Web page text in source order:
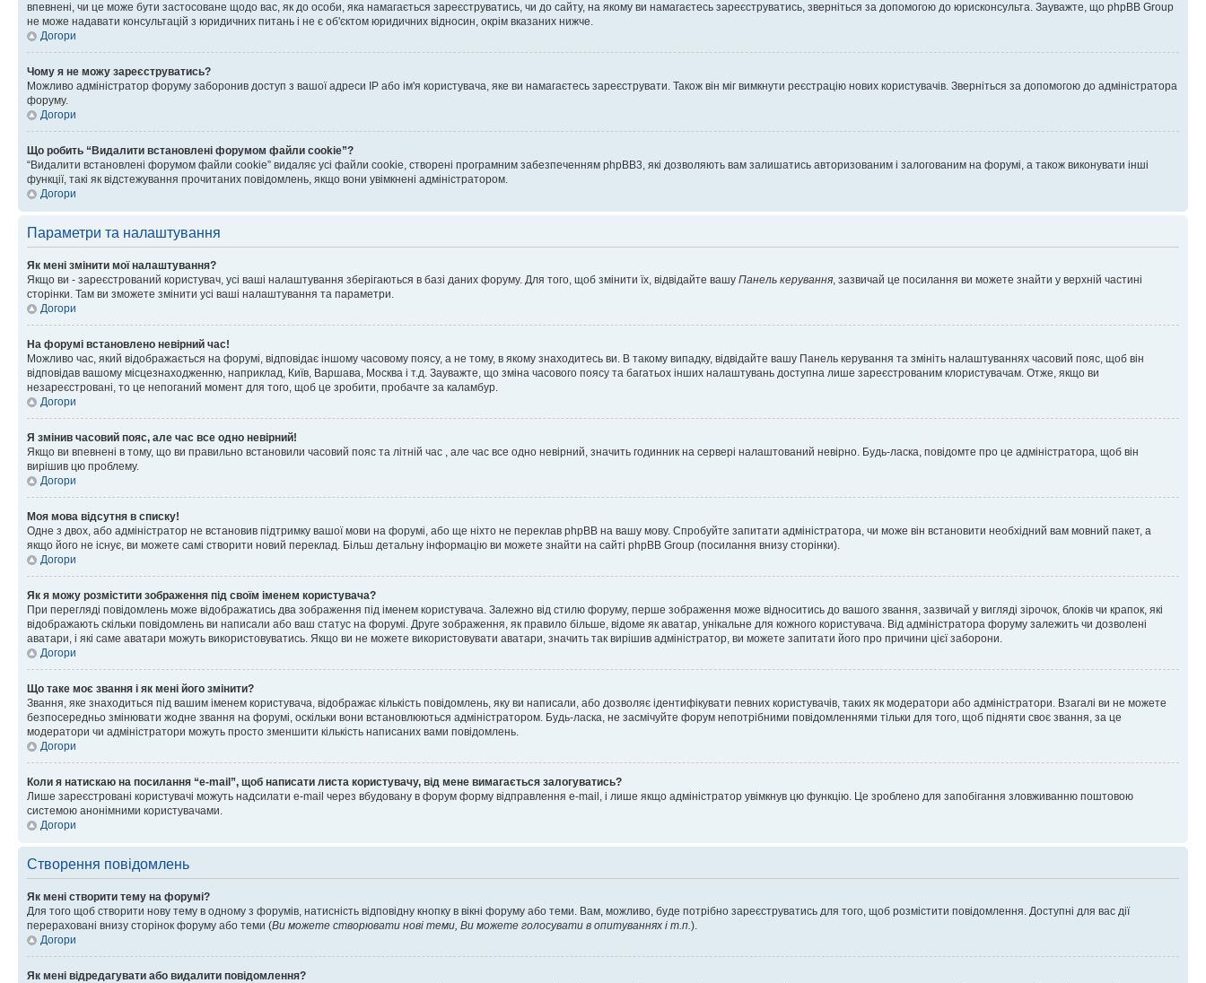
впевнені, чи це може бути застосоване щодо вас, як до особи, яка намагається зареєструватись, чи до сайту, на якому ви намагаєтесь зареєструватись, зверніться за допомогою до юрисконсульта. Зауважте, що phpBB Group
не може надавати консультацій з юридичних питань і не є об'єктом юридичних відносин, окрім вказаних нижче.
Догори
Чому я не можу зареєструватись?
Можливо адміністратор форуму заборонив доступ з вашої адреси IP або ім'я користувача, яке ви намагаєтесь зареєструвати. Також він міг вимкнути реєстрацію нових користувачів. Зверніться за допомогою до адміністратора
форуму.
Догори
Що робить “Видалити встановлені форумом файли cookie”?
“Видалити встановлені форумом файли cookie” видаляє усі файли cookie, створені програмним забезпеченням phpBB3, які дозволяють вам залишатись авторизованим і залогованим на форумі, а також виконувати інші
функції, такі як відстежування прочитаних повідомлень, якщо вони увімкнені адміністратором.
Догори
Параметри та налаштування
Як мені змінити мої налаштування?
Якщо ви - зареєстрований користувач, усі ваші налаштування зберігаються в базі даних форуму. Для того, щоб змінити їх, відвідайте вашу Панель керування, зазвичай це посилання ви можете знайти у верхній частині
сторінки. Там ви зможете змінити усі ваші налаштування та параметри.
Догори
На форумі встановлено невірний час!
Можливо час, який відображається на форумі, відповідає іншому часовому поясу, а не тому, в якому знаходитесь ви. В такому випадку, відвідайте вашу Панель керування та змініть налаштуваннях часовий пояс, щоб він
відповідав вашому місцезнаходженню, наприклад, Київ, Варшава, Москва і т.д. Зауважте, що зміна часового поясу та багатьох інших налаштувань доступна лише зареєстрованим клористувачам. Отже, якщо ви
незареєстровані, то це непоганий момент для того, щоб це зробити, пробачте за каламбур.
Догори
Я змінив часовий пояс, але час все одно невірний!
Якщо ви впевнені в тому, що ви правильно встановили часовий пояс та літній час , але час все одно невірний, значить годинник на сервері налаштований невірно. Будь-ласка, повідомте про це адміністратора, щоб він
вирішив цю проблему.
Догори
Моя мова відсутня в списку!
Одне з двох, або адміністратор не встановив підтримку вашої мови на форумі, або ще ніхто не переклав phpBB на вашу мову. Спробуйте запитати адміністратора, чи може він встановити необхідний вам мовний пакет, а
якщо його не існує, ви можете самі створити новий переклад. Більш детальну інформацію ви можете знайти на сайті phpBB Group (посилання внизу сторінки).
Догори
Як я можу розмістити зображення під своїм іменем користувача?
При перегляді повідомлень може відображатись два зображення під іменем користувача. Залежно від стилю форуму, перше зображення може відноситись до вашого звання, зазвичай у вигляді зірочок, блоків чи крапок, які
відображають скільки повідомлень ви написали або ваш статус на форумі. Друге зображення, як правило більше, відоме як аватар, унікальне для кожного користувача. Від адміністратора форуму залежить чи дозволені
аватари, і які саме аватари можуть використовуватись. Якщо ви не можете використовувати аватари, значить так вирішив адміністратор, ви можете запитати його про причини цієї заборони.
Догори
Що таке моє звання і як мені його змінити?
Звання, яке знаходиться під вашим іменем користувача, відображає кількість повідомлень, яку ви написали, або дозволяє ідентифікувати певних користувачів, таких як модератори або адміністратори. Взагалі ви не можете
безпосередньо змінювати жодне звання на форумі, оскільки вони встановлюються адміністратором. Будь-ласка, не засмічуйте форум непотрібними повідомленнями тільки для того, щоб підняти своє звання, за це
модератори чи адміністратори можуть просто зменшити кількість написаних вами повідомлень.
Догори
Коли я натискаю на посилання “e-mail”, щоб написати листа користувачу, від мене вимагається залогуватись?
Лише зареєстровані користувачі можуть надсилати e-mail через вбудовану в форум форму відправлення e-mail, і лише якщо адміністратор увімкнув цю функцію. Це зроблено для запобігання зловживанню поштовою
системою анонімними користувачами.
Догори
Створення повідомлень
Як мені створити тему на форумі?
Для того щоб створити нову тему в одному з форумів, натисність відповідну кнопку в вікні форуму або теми. Вам, можливо, буде потрібно зареєструватись для того, щоб розмістити повідомлення. Доступні для вас дії
перераховані внизу сторінок форуму або теми (Ви можете створювати нові теми, Ви можете голосувати в опитуваннях і т.п.).
Догори
Як мені відредагувати або видалити повідомлення?